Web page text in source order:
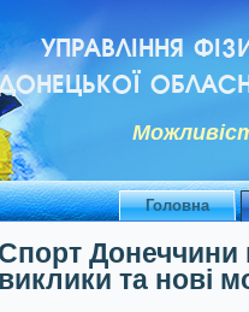
УПРАВЛІННЯ
Головна
Спорт Донеччини
виклики та нові